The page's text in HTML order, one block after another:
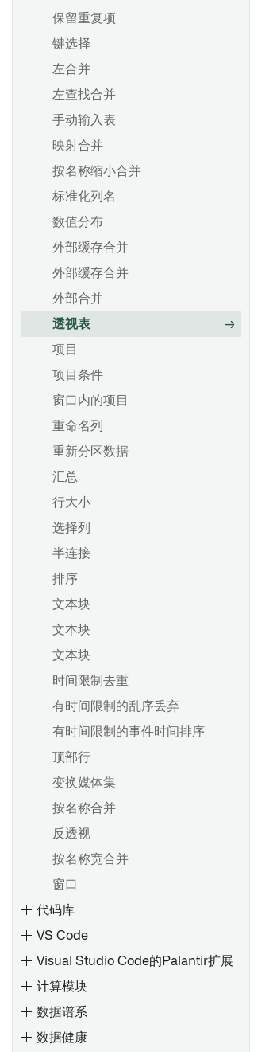
分支保护
回退分支
概述
创建计划
调度器中的 AIP 功能
数据期望
配置数据健康检查
在 Pipeline Builder 中进行单
元测试
保留重复项
键选择
左合并
左查找合并
手动输入表
映射合并
按名称缩小合并
标准化列名
数值分布
外部缓存合并
外部缓存合并
外部合并
透视表
项目
项目条件
窗口内的项目
重命名列
重新分区数据
汇总
行大小
选择列
半连接
排序
文本块
文本块
文本块
时间限制去重
有时间限制的乱序丢弃
有时间限制的事件时间排序
顶部行
变换媒体集
按名称合并
反透视
按名称宽合并
窗口
代码库
在控制面板中配置代码库设置
VS Code
Visual Studio Code的Palantir扩展
计算模块
数据谱系
数据健康